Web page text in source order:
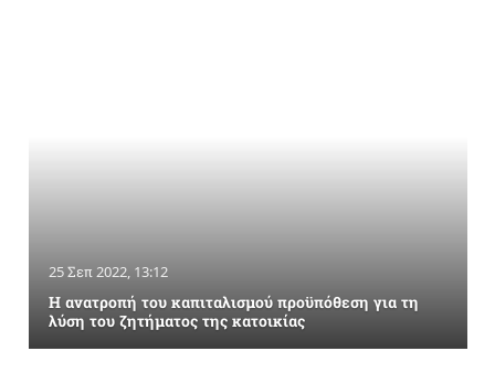
25 Σεπ 2022, 13:12
Η ανατροπή του καπιταλισμού προϋπόθεση για τη
λύση του ζητήματος της κατοικίας